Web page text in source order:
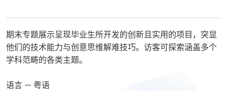
期末专题展示呈现毕业生所开发的创新且实用的项目，突显
他们的技术能力与创意思维解难技巧。访客可探索涵盖多个
学科范畴的各类主题。
语言 － 粤语